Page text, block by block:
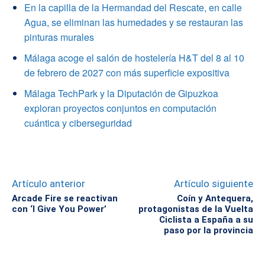
En la capilla de la Hermandad del Rescate, en calle
Agua, se eliminan las humedades y se restauran las
pinturas murales
Málaga acoge el salón de hostelería H&T del 8 al 10
de febrero de 2027 con más superficie expositiva
Málaga TechPark y la Diputación de Gipuzkoa
exploran proyectos conjuntos en computación
cuántica y ciberseguridad
Artículo anterior
Arcade Fire se reactivan
con ‘I Give You Power’
Artículo siguiente
Coín y Antequera,
protagonistas de la Vuelta
Ciclista a España a su
paso por la provincia